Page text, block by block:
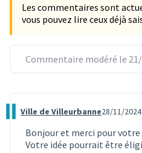
Les commentaires sont
vous pouvez lire ceux déjà
Commentaire modéré le 21/
Commentaire 3751
Ville de Villeurbanne28/11/
Bonjour et merci pour
Votre idée pourrait être